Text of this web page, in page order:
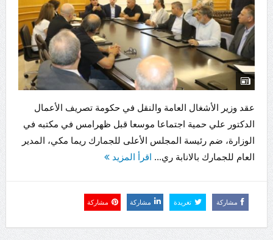
عقد وزير الأشغال العامة والنقل في حكومة تصريف الأعمال
الدكتور علي حمية اجتماعا موسعا قبل ظهرامس في مكتبه في
الوزارة، ضم رئيسة المجلس الأعلى للجمارك ريما مكي، المدير
العام للجمارك بالانابة ري... اقرأ المزيد
مشاركة تغريدة مشاركة مشاركة